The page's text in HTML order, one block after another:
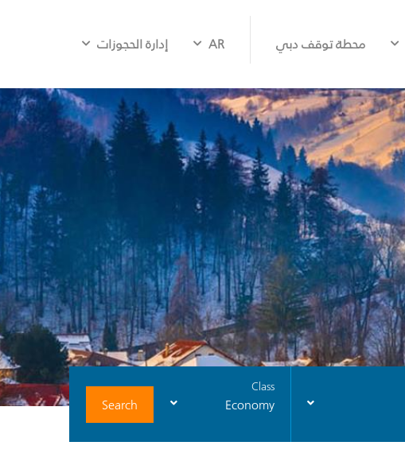
محطة توقف دبي AR إدارة الحجوزات
Class
Economy
Search